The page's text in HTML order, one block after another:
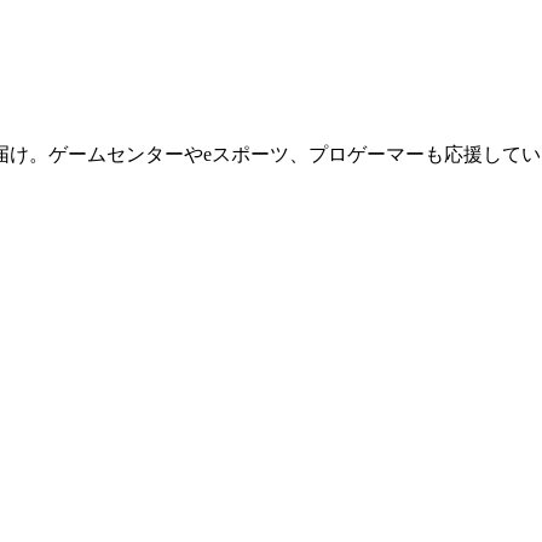
。ゲームセンターやeスポーツ、プロゲーマーも応援して